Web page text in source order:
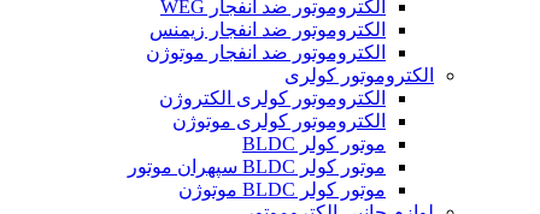
الکتروموتور ضد انفجار WEG
الکتروموتور ضد انفجار زیمنس
الکتروموتور ضد انفجار موتوژن
الکتروموتور کولری
الکتروموتور کولری الکتروژن
الکتروموتور کولری موتوژن
موتور کولر BLDC
موتور کولر BLDC سپهران موتور
موتور کولر BLDC موتوژن